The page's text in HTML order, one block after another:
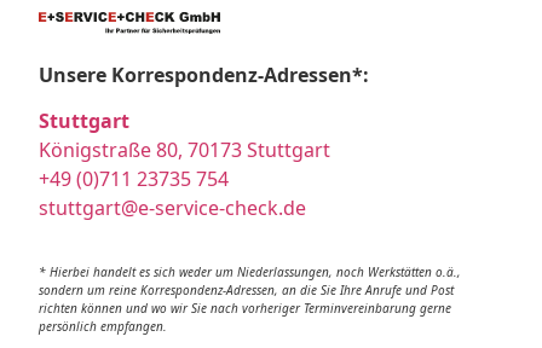
Unsere Korrespondenz-Adressen*:
Stuttgart
Königstraße 80, 70173 Stuttgart
+49 (0)711 23735 754
stuttgart@e-service-check.de
* Hierbei handelt es sich weder um Niederlassungen, noch Werkstätten o.ä.,
sondern um reine Korrespondenz-Adressen, an die Sie Ihre Anrufe und Post
richten können und wo wir Sie nach vorheriger Terminvereinbarung gerne
persönlich empfangen.